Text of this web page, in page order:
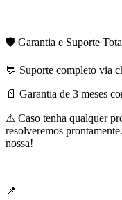
🛡️ Garantia e Suporte
💬 Suporte completo via
📄 Garantia de 3 meses
⚠ Caso tenha qualquer
resolveremos
nossa!
📌